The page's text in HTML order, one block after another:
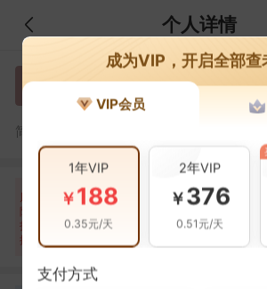
个人详情
杨 杨进坤
简介：
风
险
扫
描
自身风险
暂无风险
关联风险
开庭公告(2条)
成为VIP，开启全部查
VIP会员
1年VIP
￥188
0.35元/天
2年VIP
￥376
0.51元/天
支付方式